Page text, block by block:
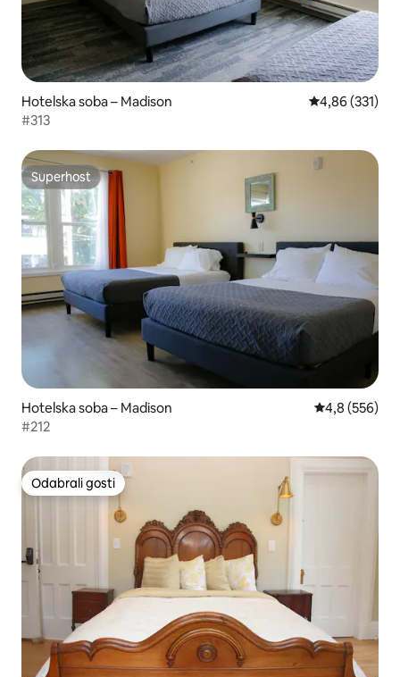
Hotelska soba – Madison Prosječna
4,86 (331)
#313
Superhost
Superhost
Hotelska soba – Madison Prosječna
4,8 (556)
#212
Odabrali gosti
Odabrali gosti